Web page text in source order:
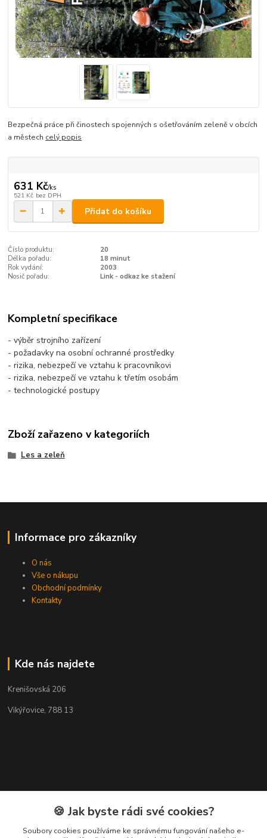
Bezpečná práce při činostech spojenných s ošetřováním zeleně v obcích
a městech celý popis
631 Kč/ks
521 Kč bez DPH
Přidat do košíku
Číslo produktu:
20
Délka pořadu:
18 minut
Rok vydání:
2003
Nosič pořadu:
Link - odkaz ke stažení
Kompletní specifikace
- výběr strojního zařízení
- požadavky na osobní ochranné prostředky
- rizika, nebezpečí ve vztahu k pracovníkovi
- rizika, nebezpečí ve vztahu k třetím osobám
- technologické postupy
Zboží zařazeno v kategoriích
Les a zeleň
Informace pro zákazníky
O nás
Vše o nákupu
Obchodní podmínky
Kontakty
Kde nás najdete
Krenišovská 206
Vikýřovice, 788 13
🍪 Jak byste rádi své cookies?
Soubory cookies používáme ke správnému fungování našeho e-